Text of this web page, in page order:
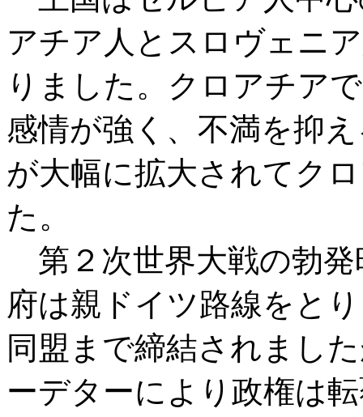
アチア人とスロヴェニ
りました。クロアチア
感情が強く、不満を抑
が大幅に拡大されてク
た。
第２次世界大戦の勃
府は親ドイツ路線をと
同盟まで締結されまし
ーデターにより政権は